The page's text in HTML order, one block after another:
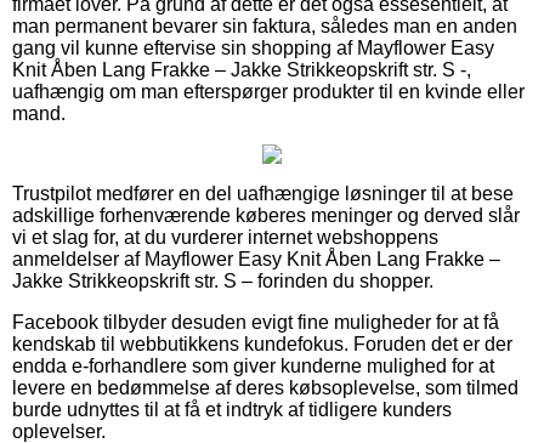
man permanent bevarer sin faktura, således man en anden
gang vil kunne eftervise sin shopping af Mayflower Easy
Knit Åben Lang Frakke – Jakke Strikkeopskrift str. S -,
uafhængig om man efterspørger produkter til en kvinde eller
mand.
Trustpilot medfører en del uafhængige løsninger til at bese
adskillige forhenværende køberes meninger og derved slår
vi et slag for, at du vurderer internet webshoppens
anmeldelser af Mayflower Easy Knit Åben Lang Frakke –
Jakke Strikkeopskrift str. S – forinden du shopper.
Facebook tilbyder desuden evigt fine muligheder for at få
kendskab til webbutikkens kundefokus. Foruden det er der
endda e-forhandlere som giver kunderne mulighed for at
levere en bedømmelse af deres købsoplevelse, som tilmed
burde udnyttes til at få et indtryk af tidligere kunders
oplevelser.